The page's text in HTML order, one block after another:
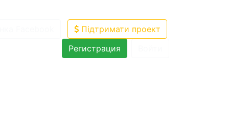
Підтримати проект
Регистрация